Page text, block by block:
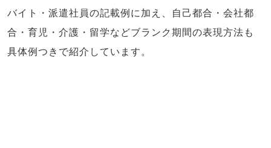
バイト・派遣社員の記載例に加え、自己都合・会社都
合・育児・介護・留学などブランク期間の表現方法も
具体例つきで紹介しています。